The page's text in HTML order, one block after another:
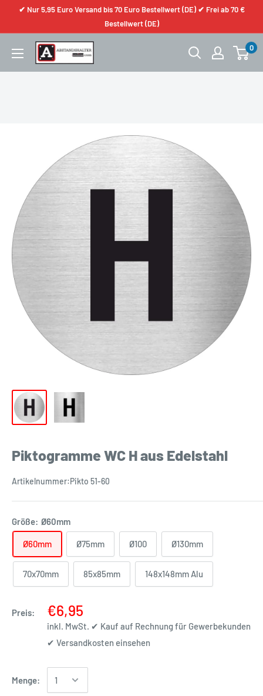
✔ Nur 5,95 Euro Versand bis 70 Euro Bestellwert (DE) ✔ Frei ab 70 €
Bestellwert (DE)
0
Piktogramme WC H aus Edelstahl
Artikelnummer:Pikto 51-60
Größe: Ø60mm
Ø60mm Ø75mm Ø100 Ø130mm
70x70mm 85x85mm 148x148mm Alu
Preis: €6,95
inkl. MwSt. ✔ Kauf auf Rechnung für Gewerbekunden
✔ Versandkosten einsehen
Menge: